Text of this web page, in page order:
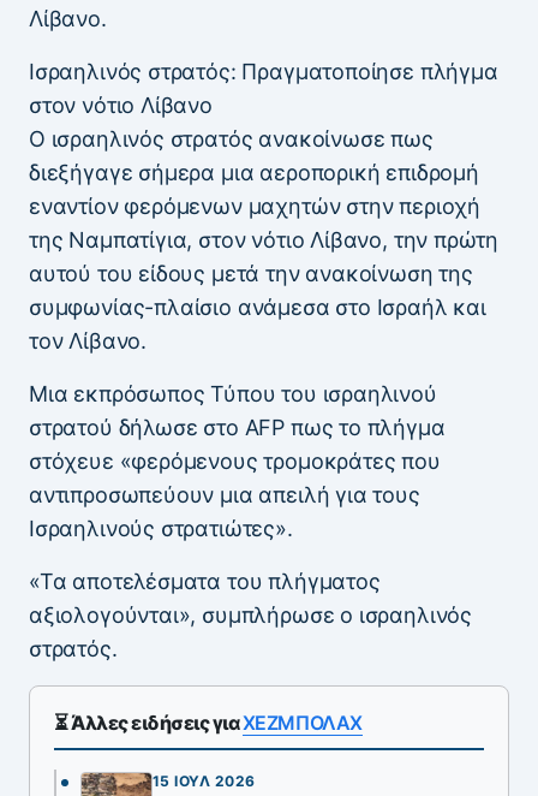
Λίβανο.
Ισραηλινός στρατός: Πραγματοποίησε πλήγμα
στον νότιο Λίβανο
Ο ισραηλινός στρατός ανακοίνωσε πως
διεξήγαγε σήμερα μια αεροπορική επιδρομή
εναντίον φερόμενων μαχητών στην περιοχή
της Ναμπατίγια, στον νότιο Λίβανο, την πρώτη
αυτού του είδους μετά την ανακοίνωση της
συμφωνίας-πλαίσιο ανάμεσα στο Ισραήλ και
τον Λίβανο.
Μια εκπρόσωπος Τύπου του ισραηλινού
στρατού δήλωσε στο AFP πως το πλήγμα
στόχευε «φερόμενους τρομοκράτες που
αντιπροσωπεύουν μια απειλή για τους
Ισραηλινούς στρατιώτες».
«Τα αποτελέσματα του πλήγματος
αξιολογούνται», συμπλήρωσε ο ισραηλινός
στρατός.
⏳ Άλλες ειδήσεις γιαΧΕΖΜΠΟΛΑΧ
15 ΙΟΎΛ 2026